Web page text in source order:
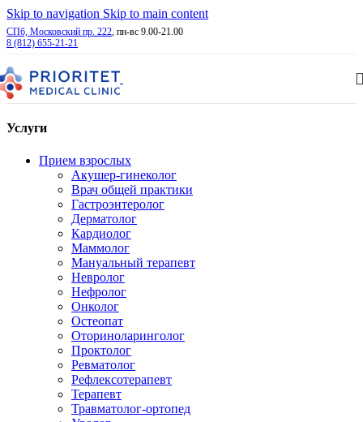
Skip to navigation Skip to main content
СПб, Московский пр. 222, пн-вс 9.00-21.00
8 (812) 655-21-21
Услуги
Прием взрослых
Акушер-гинеколог
Врач общей практики
Гастроэнтеролог
Дерматолог
Кардиолог
Маммолог
Мануальный терапевт
Невролог
Нефролог
Онколог
Остеопат
Оториноларинголог
Проктолог
Ревматолог
Рефлексотерапевт
Терапевт
Травматолог-ортопед